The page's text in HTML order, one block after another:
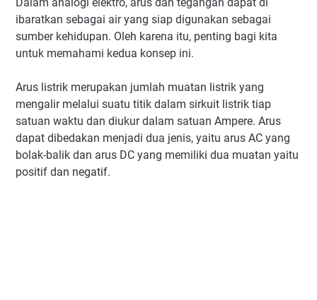
Dalam analogi elektro, arus dan tegangan dapat di
ibaratkan sebagai air yang siap digunakan sebagai
sumber kehidupan. Oleh karena itu, penting bagi kita
untuk memahami kedua konsep ini.
Arus listrik merupakan jumlah muatan listrik yang
mengalir melalui suatu titik dalam sirkuit listrik tiap
satuan waktu dan diukur dalam satuan Ampere. Arus
dapat dibedakan menjadi dua jenis, yaitu arus AC yang
bolak-balik dan arus DC yang memiliki dua muatan yaitu
positif dan negatif.